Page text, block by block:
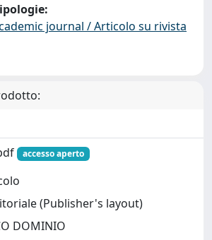
journal / Articolo su rivista
accesso aperto
(Publisher's layout)
DOMINIO